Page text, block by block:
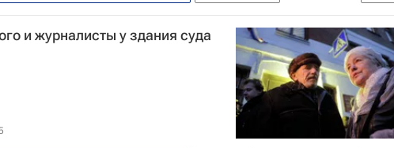
Путиным. Продолжение" в 2010 году
и журналисты у здания суда